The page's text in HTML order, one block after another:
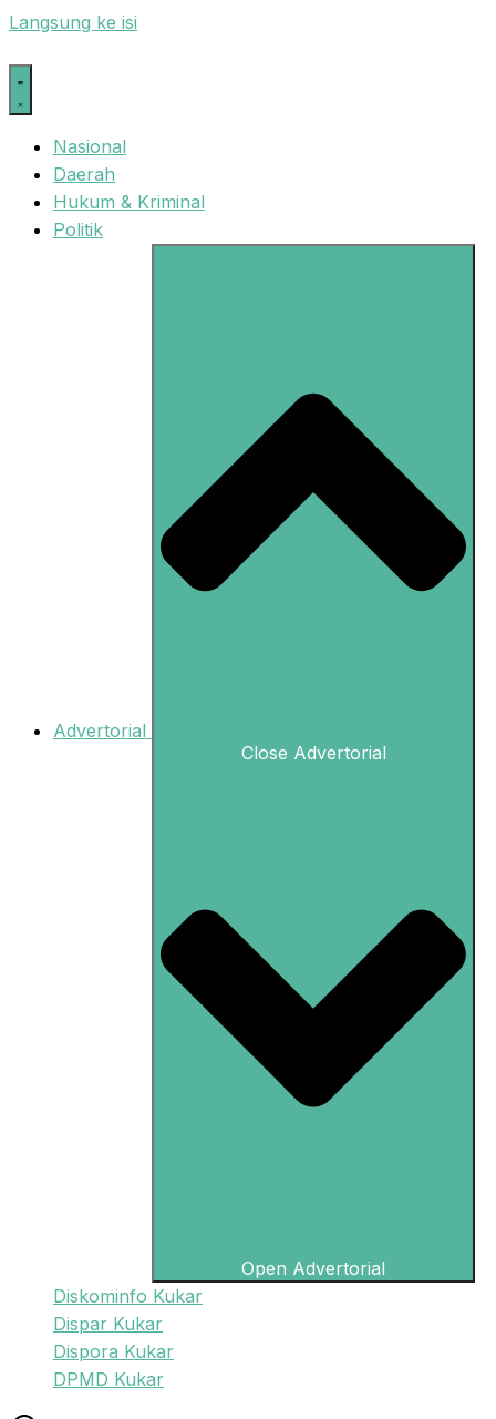
Langsung ke isi
Nasional
Daerah
Hukum & Kriminal
Politik
Advertorial
Close Advertorial
Open Advertorial
Diskominfo Kukar
Dispar Kukar
Dispora Kukar
DPMD Kukar